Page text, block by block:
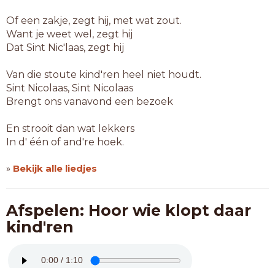
Of een zakje, zegt hij, met wat zout.
Want je weet wel, zegt hij
Dat Sint Nic'laas, zegt hij
Van die stoute kind'ren heel niet houdt.
Sint Nicolaas, Sint Nicolaas
Brengt ons vanavond een bezoek
En strooit dan wat lekkers
In d' één of and're hoek.
» Bekijk alle liedjes
Afspelen: Hoor wie klopt daar
kind'ren